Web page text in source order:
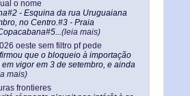
o nome
- Esquina da rua Uruguaiana
no Centro.#3 - Praia
(leia mais)
oeste sem filtro pf pede
que o bloqueio à importação
vigor em 3 de setembro, e ainda
mais)
frontieres